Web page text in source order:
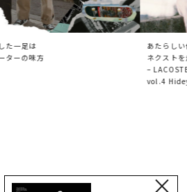
た一足は
ターの味方
あたらし
ネクスト
–
vol.4
×